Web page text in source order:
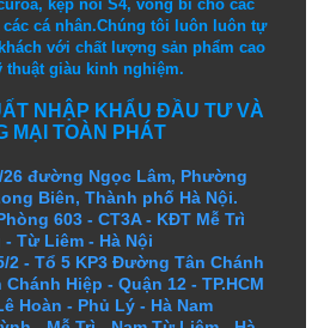
kẹp nối S4, vòng bi cho các
cá nhân.Chúng tôi luôn luôn tự
với chất lượng sảnphẩm cao
thuật giàu kinh nghiệm.
NHẬP KHẨU ĐẦU TƯ VÀ
MẠI TOÀN PHÁT
đường Ngọc Lâm, Phường
Biên, Thành phố Hà Nội.
603 - CT3A - KĐT Mễ Trì
Từ Liêm - Hà Nội
2 - Tổ 5 KP3 Đường Tân Chánh
Hiệp - Quận 12 - TP.HCM
Hoàn - Phủ Lý - Hà Nam